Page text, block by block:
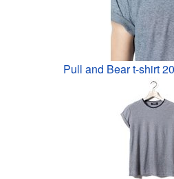
Pull and Bear t-shirt